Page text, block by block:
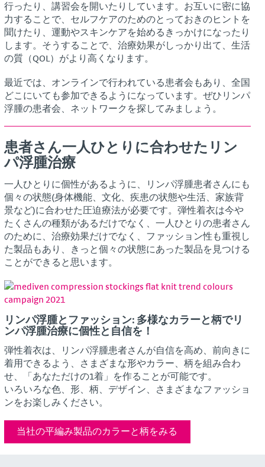
行ったり、講習会を開いたりしています。お互いに密に協
力することで、セルフケアのためのとっておきのヒントを
聞けたり、運動やスキンケアを始めるきっかけになったり
します。そうすることで、治療効果がしっかり出て、生活
の質（QOL）がより高くなります。
最近では、オンラインで行われている患者会もあり、全国
どこにいても参加できるようになっています。ぜひリンパ
浮腫の患者会、ネットワークを探してみましょう。
患者さん一人ひとりに合わせたリン
パ浮腫治療
一人ひとりに個性があるように、リンパ浮腫患者さんにも
個々の状態(身体機能、文化、疾患の状態や生活、家族背
景など)に合わせた圧迫療法が必要です。弾性着衣は今や
たくさんの種類があるだけでなく、一人ひとりの患者さん
のために、治療効果だけでなく、ファッション性も重視し
た製品もあり、きっと個々の状態にあった製品を見つける
ことができると思います。
リンパ浮腫とファッション: 多様なカラーと柄でリ
ンパ浮腫治療に個性と自信を！
弾性着衣は、リンパ浮腫患者さんが自信を高め、前向きに
着用できるよう、さまざまな形やカラー、柄を組み合わ
せ、「あなただけの1着」を作ることが可能です。
いろいろな色、形、柄、デザイン、さまざまなファッショ
ンをお楽しみください。
当社の平編み製品のカラーと柄をみる